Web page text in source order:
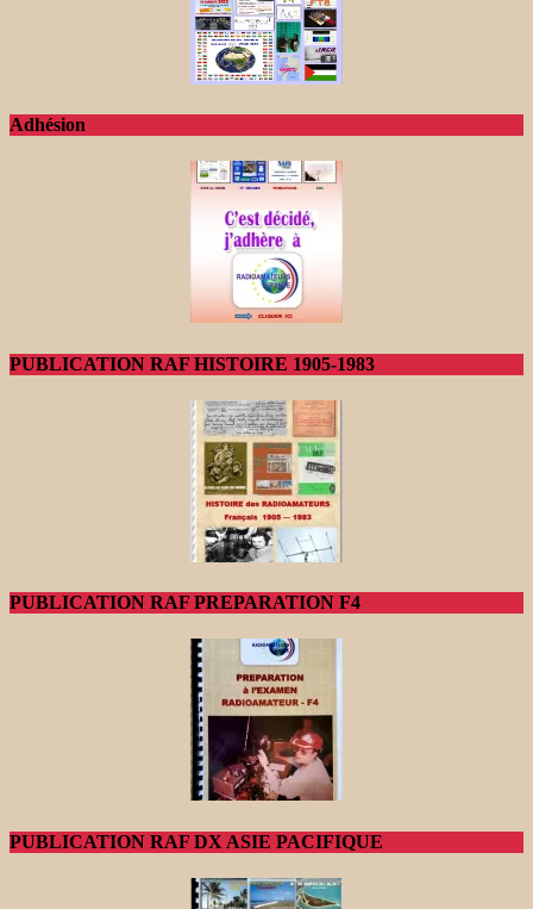
Adhésion
PUBLICATION RAF HISTOIRE 1905-1983
PUBLICATION RAF PREPARATION F4
PUBLICATION RAF DX ASIE PACIFIQUE